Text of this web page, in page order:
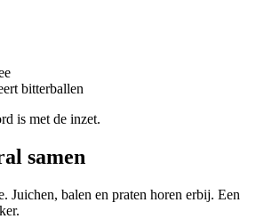
bitterballen
is met de inzet.
samen
Juichen, balen en praten horen erbij. Een